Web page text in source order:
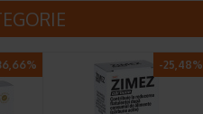
-25,48%